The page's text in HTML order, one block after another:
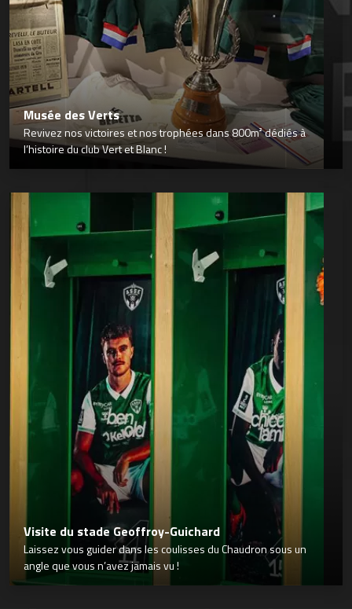
Musée des Verts
Revivez nos victoires et nos trophées dans 800m² dédiés à
l’histoire du club Vert et Blanc !
Visite du stade Geoffroy-Guichard
Laissez vous guider dans les coulisses du Chaudron sous un
angle que vous n’avez jamais vu !